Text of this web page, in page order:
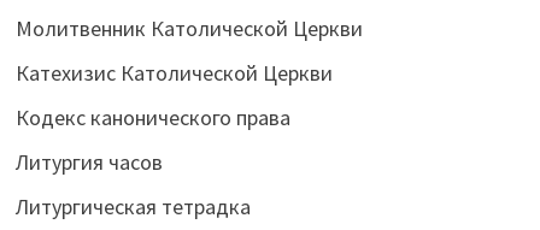
Молитвенник Католической Церкви
Катехизис Католической Церкви
Кодекс канонического права
Литургия часов
Литургическая тетрадка